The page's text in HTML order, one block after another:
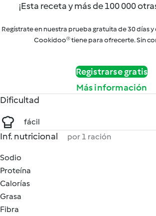
¡Esta receta y más de 100 000
Regístrate en nuestra prueba gratuita de 30 días
Cookidoo® tiene para ofrecerte. Sin
Registrarse gratis
Más información
Dificultad
fácil
Inf. nutricional por 1 ración
Sodio
Proteína
Calorías
Grasa
Fibra